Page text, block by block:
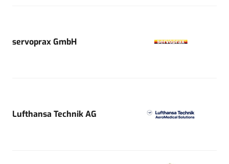
servoprax GmbH
Lufthansa Technik AG